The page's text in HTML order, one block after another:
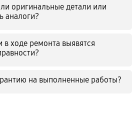
оригинальные детали или
аналоги?
в ходе ремонта выявятся
на выполненные работы?